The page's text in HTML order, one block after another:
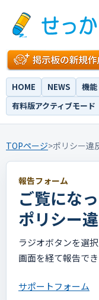
HOME NEWS 機能
有料版アクティブモード
TOPページ>ポリシー違
報告フォーム
ご覧にな
ポリシー
ラジオボタンを選
画面を経て報告でき
サポートフォーム